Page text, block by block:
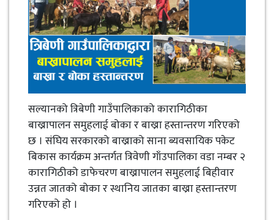
सल्यानको त्रिबेणी गाउँपालिकाको कारागिठीका
बाख्रापालन समुहलाई बोका र बाख्रा हस्तान्तरण गरिएको
छ । संघिय सरकारको बाख्राको साना ब्यवसायिक पकेट
बिकास कार्यक्रम अन्तर्गत त्रिवेणी गाँउपालिका वडा नम्बर २
कारागिठीको डाफेचरण बाख्रापालन समुहलाई बिहीवार
उन्नत जातको बोका र स्थानिय जातका बाख्रा हस्तान्तरण
गरिएको हो ।